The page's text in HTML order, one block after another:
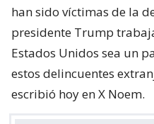
han sido víctimas de la
presidente Trump
Estados Unidos sea un
estos delincuentes
escribió hoy en X Noem.